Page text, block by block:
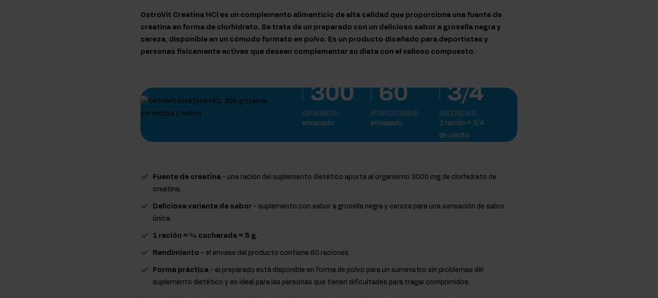
OstroVit Creatina HCl es un complemento alimenticio de alta calidad que proporciona una fuente de
creatina en forma de clorhidrato. Se trata de un preparado con un delicioso sabor a grosella negra y
cereza, disponible en un cómodo formato en polvo. Es un producto diseñado para deportistas y
personas físicamente activas que desean complementar su dieta con el valioso compuesto.
300
GRAMOS
envasado
60
PORCIONES
envasado
3/4
MEDIDAS
1 ración = 3/4
de cacito
Fuente de creatina - una ración del suplemento dietético aporta al organismo 3000 mg de clorhidrato de
creatina.
Deliciosa variante de sabor - suplemento con sabor a grosella negra y cereza para una sensación de sabor
única.
1 ración = ¾ cucharada = 5 g.
Rendimiento - el envase del producto contiene 60 raciones.
Forma práctica - el preparado está disponible en forma de polvo para un suministro sin problemas del
suplemento dietético y es ideal para las personas que tienen dificultades para tragar comprimidos.